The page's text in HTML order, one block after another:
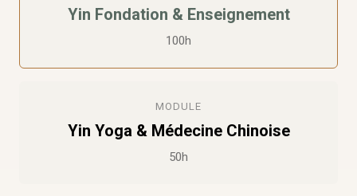
Yin Fondation & Enseignement
100h
MODULE
Yin Yoga & Médecine Chinoise
50h